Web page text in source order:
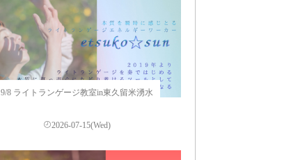
9/8 ライトランゲージ教室in東久留米湧水
2026-07-15(Wed)